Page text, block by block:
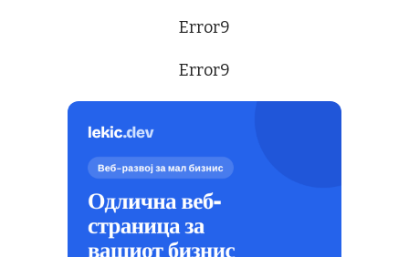
Error9
Error9